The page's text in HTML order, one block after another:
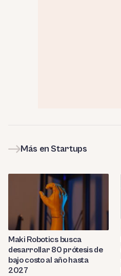
Más en Startups
Maki Robotics busca
desarrollar 80 prótesis de
bajo costo al año hasta
2027